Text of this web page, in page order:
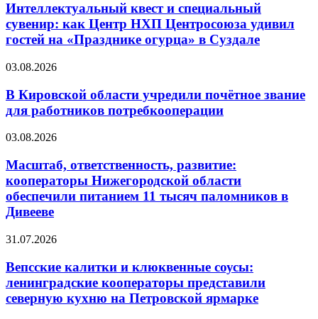
Интеллектуальный квест и специальный
сувенир: как Центр НХП Центросоюза удивил
гостей на «Празднике огурца» в Суздале
03.08.2026
В Кировской области учредили почётное звание
для работников потребкооперации
03.08.2026
Масштаб, ответственность, развитие:
кооператоры Нижегородской области
обеспечили питанием 11 тысяч паломников в
Дивееве
31.07.2026
Вепсские калитки и клюквенные соусы:
ленинградские кооператоры представили
северную кухню на Петровской ярмарке